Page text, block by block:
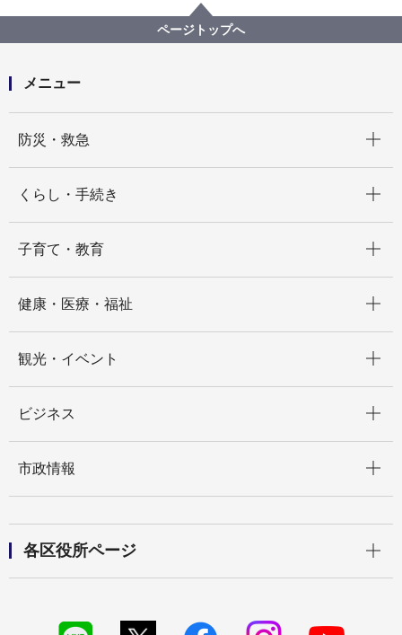
急病時のご相談・救急医療機関のご案内
ページトップへ
メニュー
防災・救急
くらし・手続き
子育て・教育
健康・医療・福祉
観光・イベント
ビジネス
市政情報
各区役所ページ